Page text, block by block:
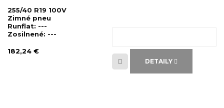
255/40 R19 100V
Zimné pneu
Runflat: ---
Zosilnené: ---
182,24 €
DETAILY